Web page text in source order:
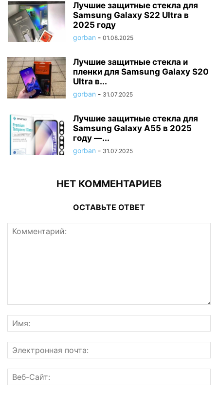
Лучшие защитные стекла для
Samsung Galaxy S22 Ultra в
2025 году
gorban - 01.08.2025
Лучшие защитные стекла и
пленки для Samsung Galaxy S20
Ultra в...
gorban - 31.07.2025
Лучшие защитные стекла для
Samsung Galaxy A55 в 2025
году —...
gorban - 31.07.2025
НЕТ КОММЕНТАРИЕВ
ОСТАВЬТЕ ОТВЕТ